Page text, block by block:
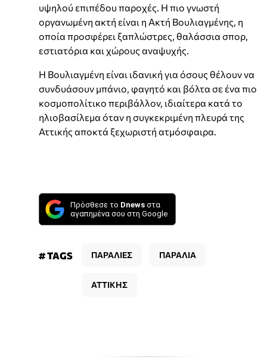
υψηλού επιπέδου παροχές. Η πιο γνωστή
οργανωμένη ακτή είναι η Ακτή Βουλιαγμένης, η
οποία προσφέρει ξαπλώστρες, θαλάσσια σπορ,
εστιατόρια και χώρους αναψυχής.
Η Βουλιαγμένη είναι ιδανική για όσους θέλουν να
συνδυάσουν μπάνιο, φαγητό και βόλτα σε ένα πιο
κοσμοπολίτικο περιβάλλον, ιδιαίτερα κατά το
ηλιοβασίλεμα όταν η συγκεκριμένη πλευρά της
Αττικής αποκτά ξεχωριστή ατμόσφαιρα.
Πρόσθεσε το Dnews στα
αγαπημένα σου στη Google
# TAGS ΠΑΡΑΛΙΕΣ ΠΑΡΑΛΙΑ
ΑΤΤΙΚΗΣ